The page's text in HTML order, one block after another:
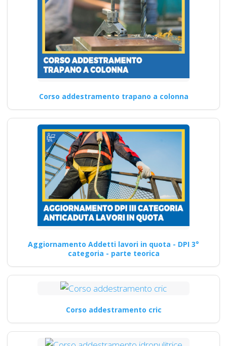
Corso addestramento trapano a colonna
Aggiornamento Addetti lavori in quota - DPI 3°
categoria - parte teorica
Corso addestramento cric